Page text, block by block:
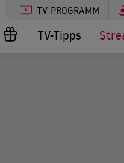
TV-PROGRAMM
TV-Tipps